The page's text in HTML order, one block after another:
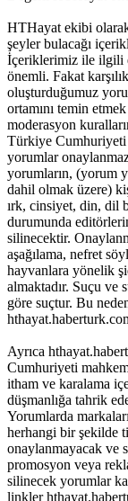
HTHayat ekibi
şeyler bulacağı
İçeriklerimiz ile ilgili
önemli. Fakat
oluşturduğumuz
ortamını temin
moderasyon
Türkiye Cumhuriyeti
yorumlar
yorumların, (yorum
dahil olmak üzere)
ırk, cinsiyet, din, dil
durumunda
silinecektir.
aşağılama, nefret
hayvanlara yönelik
almaktadır. Suçu ve
göre suçtur. Bu
Ayrıca
Cumhuriyeti
itham ve karalama
düşmanlığa tahrik
Yorumlarda
herhangi bir şekilde
onaylanmayacak ve
promosyon veya
silinecek yorumlar
linkler